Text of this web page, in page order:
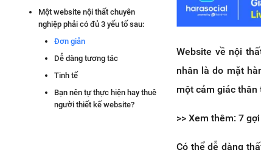
Một website nội thất chuyên
nghiệp phải có đủ 3 yếu tố sau:
Đơn giản
Dễ dàng tương tác
Tinh tế
Bạn nên tự thực hiện hay thuê
người thiết kế website?
Website về nội
nhân là do mặt
một cảm giác
>> Xem thêm: 7
Có thể dễ dàng